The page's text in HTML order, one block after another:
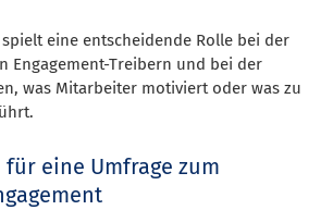
eine entscheidende Rolle bei der
Engagement-Treibern und bei der
was Mitarbeiter motiviert oder was zu
eine Umfrage zum